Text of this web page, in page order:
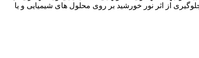
از اثر نور خورشید بر روی محلول های شیمیایی و یا